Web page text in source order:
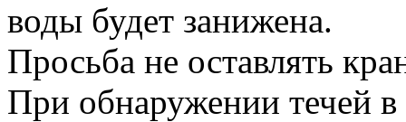
воды будет занижена.
Просьба не оставлять
При обнаружении течей в